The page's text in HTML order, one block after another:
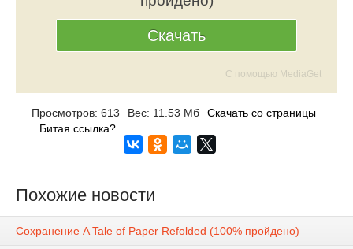
Скачать
С помощью MediaGet
Просмотров: 613 Вес: 11.53 Мб
Скачать со страницы
Битая ссылка?
Похожие новости
Сохранение A Tale of Paper Refolded (100% пройдено)